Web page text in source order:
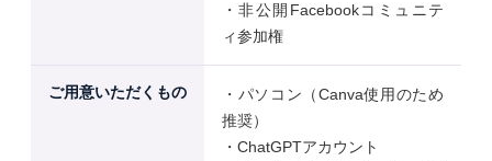
・非公開Facebookコミュニテ
ィ参加権
ご用意いただくもの
・パソコン（Canva使用のため
推奨）
・ChatGPTアカウント